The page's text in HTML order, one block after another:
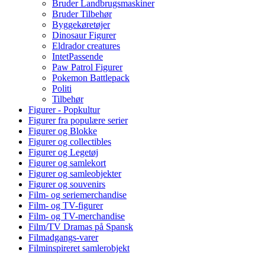
Bruder Landbrugsmaskiner
Bruder Tilbehør
Byggekøretøjer
Dinosaur Figurer
Eldrador creatures
IntetPassende
Paw Patrol Figurer
Pokemon Battlepack
Politi
Tilbehør
Figurer - Popkultur
Figurer fra populære serier
Figurer og Blokke
Figurer og collectibles
Figurer og Legetøj
Figurer og samlekort
Figurer og samleobjekter
Figurer og souvenirs
Film- og seriemerchandise
Film- og TV-figurer
Film- og TV-merchandise
Film/TV Dramas på Spansk
Filmadgangs-varer
Filminspireret samlerobjekt